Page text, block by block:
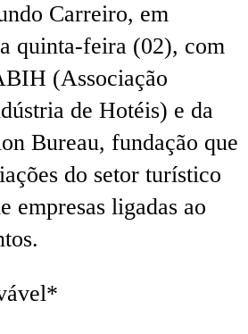
Carreiro, em
quinta-feira (02), com
(Associação
de Hotéis) e da
Bureau, fundação que
do setor turístico
empresas ligadas ao